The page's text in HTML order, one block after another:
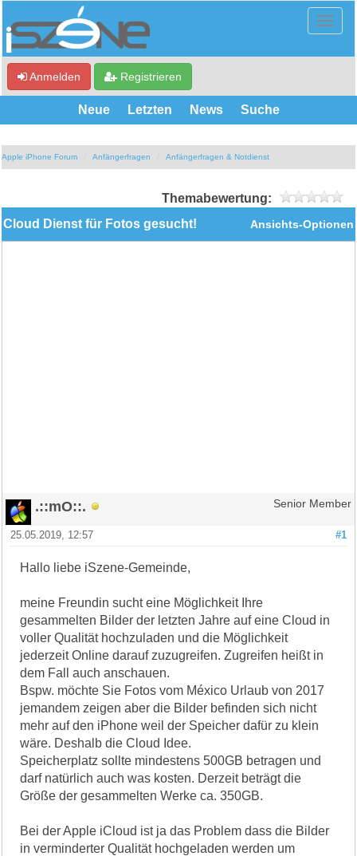
Anmelden Registrieren
Neue Letzten News Suche
Apple iPhone Forum Anfängerfragen Anfängerfragen & Notdienst
Themabewertung:
Ansichts-Optionen
Cloud Dienst für Fotos gesucht!
.::mO::. Senior Member
#1
25.05.2019, 12:57
Hallo liebe iSzene-Gemeinde,
meine Freundin sucht eine Möglichkeit Ihre
gesammelten Bilder der letzten Jahre auf eine Cloud in
voller Qualität hochzuladen und die Möglichkeit
jederzeit Online darauf zuzugreifen. Zugreifen heißt in
dem Fall auch anschauen.
Bspw. möchte Sie Fotos vom México Urlaub von 2017
jemandem zeigen aber die Bilder befinden sich nicht
mehr auf den iPhone weil der Speicher dafür zu klein
wäre. Deshalb die Cloud Idee.
Speicherplatz sollte mindestens 500GB betragen und
darf natürlich auch was kosten. Derzeit beträgt die
Größe der gesammelten Werke ca. 350GB.
Bei der Apple iCloud ist ja das Problem dass die Bilder
in verminderter Qualität hochgeladen werden um